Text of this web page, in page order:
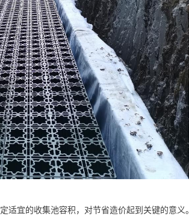
适宜的收集池容积，对节省造价起到关键的意义